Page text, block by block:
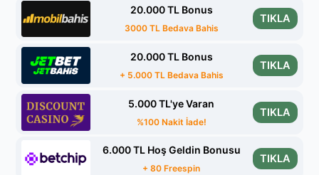
20.000 TL Bonus
3000 TL Bedava Bahis
TIKLA
20.000 TL Bonus
+ 5.000 TL Bedava Bahis
TIKLA
5.000 TL'ye Varan
%100 Nakit İade!
TIKLA
6.000 TL Hoş Geldin Bonusu
+ 80 Freespin
TIKLA